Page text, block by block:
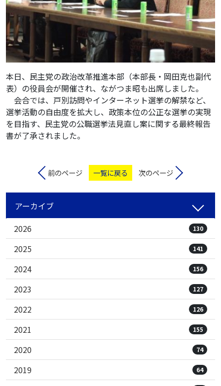
本日、民主党の政治改革推進本部（本部長・岡田克也副代
表）の役員会が開催され、ながつま昭も出席しました。
会合では、戸別訪問やインターネット選挙の解禁など、
選挙活動の自由度を拡大し、政策本位の公正な選挙の実現
を目指す、民主党の公職選挙法見直し案に関する最終報告
書が了承されました。
前のページ 一覧に戻る 次のページ
アーカイブ
2026
130
2025 141
2024 156
2023 127
2022 126
2021 155
2020 74
2019 64